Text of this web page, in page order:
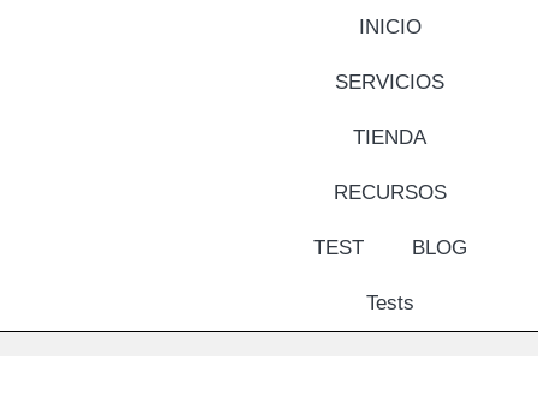
INICIO
SERVICIOS
TIENDA
RECURSOS
TEST BLOG
Tests